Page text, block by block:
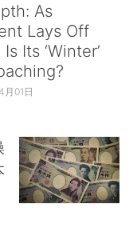
As
Lays Off
Its ‘Winter’
月01日